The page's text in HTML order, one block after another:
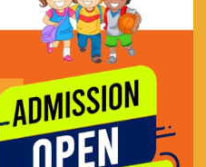
contribuendo in modo
innovativi, come la